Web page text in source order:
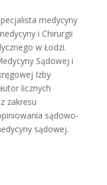
medycyny
i Chirurgii
w Łodzi.
Sądowej i
Izby
licznych
zakresu
sądowo-
sądowej.